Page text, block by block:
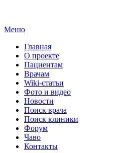
Меню
Главная
О проекте
Пациентам
Врачам
Wiki-статьи
Фото и видео
Новости
Поиск врача
Поиск клиники
Форум
Чаво
Контакты